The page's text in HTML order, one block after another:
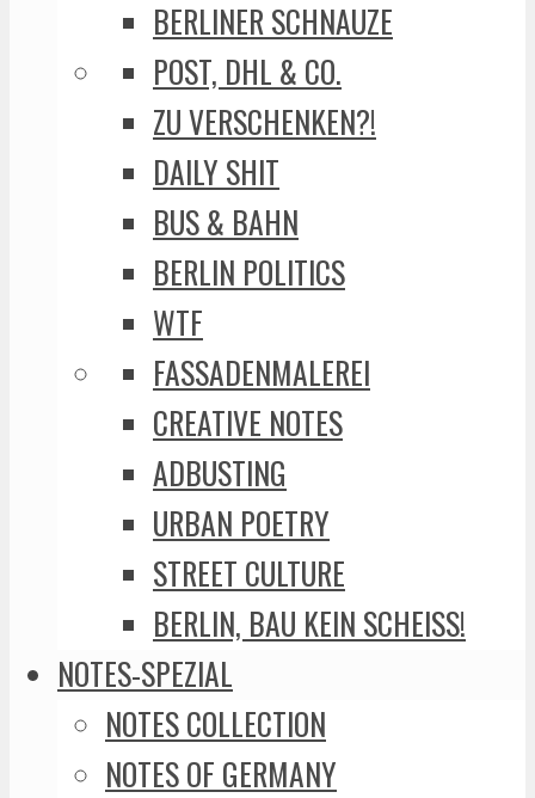
BERLINER SCHNAUZE
POST, DHL & CO.
ZU VERSCHENKEN?!
DAILY SHIT
BUS & BAHN
BERLIN POLITICS
WTF
FASSADENMALEREI
CREATIVE NOTES
ADBUSTING
URBAN POETRY
STREET CULTURE
BERLIN, BAU KEIN SCHEISS!
NOTES-SPEZIAL
NOTES COLLECTION
NOTES OF GERMANY